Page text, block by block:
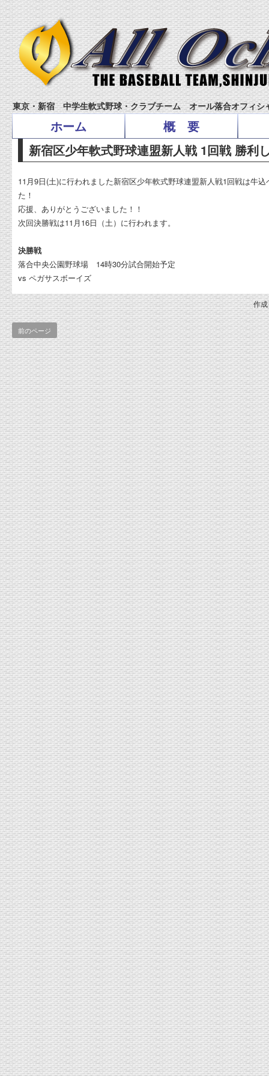
東京・新宿 中学生軟式野球・クラブチーム オール落合オフィシ
ホーム
概 要
新宿区少年軟式野球連盟新人戦 1回戦 勝利
11月9日(土)に行われました新宿区少年軟式野球連盟新人戦1回戦は牛
た！
応援、ありがとうございました！！
次回決勝戦は11月16日（土）に行われます。
決勝戦
落合中央公園野球場 14時30分試合開始予定
vs ペガサスボーイズ
作
前のページ